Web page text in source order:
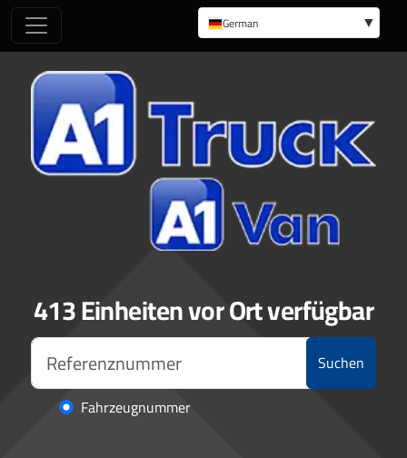
413 Einheiten vor Ort verfügbar
Suchen
Fahrzeugnummer
German
English